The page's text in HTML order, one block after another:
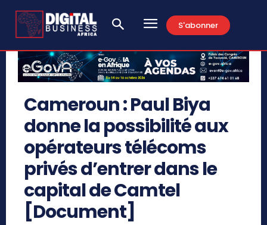
S'abonner
Cameroun : Paul Biya
donne la possibilité aux
opérateurs télécoms
privés d’entrer dans le
capital de Camtel
[Document]